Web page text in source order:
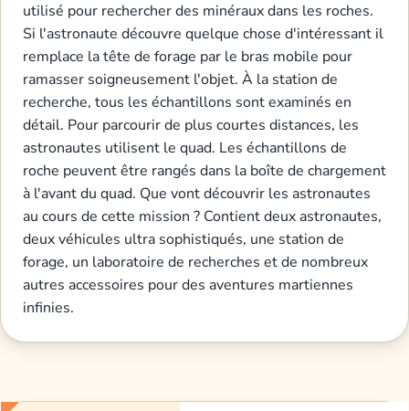
utilisé pour rechercher des minéraux dans les roches.
Si l'astronaute découvre quelque chose d'intéressant il
remplace la tête de forage par le bras mobile pour
ramasser soigneusement l'objet. À la station de
recherche, tous les échantillons sont examinés en
détail. Pour parcourir de plus courtes distances, les
astronautes utilisent le quad. Les échantillons de
roche peuvent être rangés dans la boîte de chargement
à l'avant du quad. Que vont découvrir les astronautes
au cours de cette mission ? Contient deux astronautes,
deux véhicules ultra sophistiqués, une station de
forage, un laboratoire de recherches et de nombreux
autres accessoires pour des aventures martiennes
infinies.